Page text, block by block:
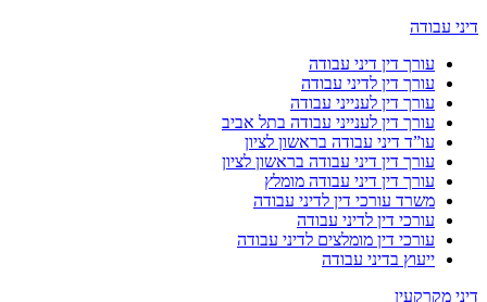
דיני עבודה
עורך דין דיני עבודה
עורך דין לדיני עבודה
עורך דין לענייני עבודה
עורך דין לענייני עבודה בתל אביב
עו”ד דיני עבודה בראשון לציון
עורך דין דיני עבודה בראשון לציון
עורך דין דיני עבודה מומלץ
משרד עורכי דין לדיני עבודה
עורכי דין לדיני עבודה
עורכי דין מומלצים לדיני עבודה
ייעוץ בדיני עבודה
דיני מקרקעין